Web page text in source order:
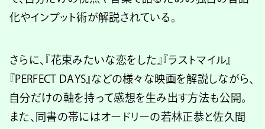
化やインプット術が解説されている。
さらに、『花束みたいな恋をした』『ラストマイル』
『PERFECT DAYS』などの様々な映画を解説しながら、
自分だけの軸を持って感想を生み出す方法も公開。
また、同書の帯にはオードリーの若林正恭と佐久間